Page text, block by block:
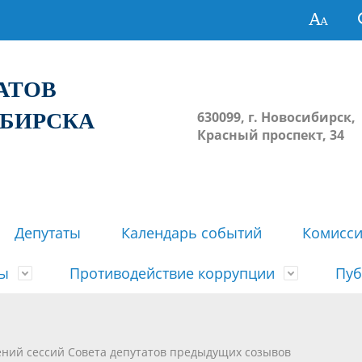
630099, г. Новосибирск,
Красный проспект, 34
Депутаты Календарь событий
решений сессий Совета
недействующими решений
Противодействие коррупции
сессий Совета депутатов предыдущих созывов